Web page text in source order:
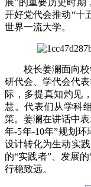
展”的重要历史时
开好党代会推动“十
世界一流大学。
校长姜澜面向
研代会、学代会代
际，多提真知灼见
慧。代表们从学科
策。姜澜在讲话中
年-5年-10年”规划
设计转化为生动实
的“实践者”、发展
行稳致远。